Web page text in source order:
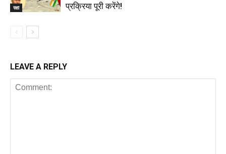
रक्षा
प्रक्रिया पूरी करेंगे!
LEAVE A REPLY